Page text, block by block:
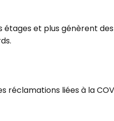
étages et plus génèrent
réclamations liées à la